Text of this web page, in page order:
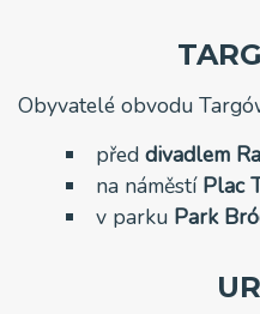
Obyvatelé obvodu
před divadlem
na náměstí Plac
v parku Park